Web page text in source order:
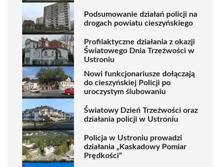
Podsumowanie działań policji na
drogach powiatu cieszyńskiego
Profilaktyczne działania z okazji
Światowego Dnia Trzeźwości w
Ustroniu
Nowi funkcjonariusze dołączają
do cieszyńskiej Policji po
uroczystym ślubowaniu
Światowy Dzień Trzeźwości oraz
działania policji w Ustroniu
Policja w Ustroniu prowadzi
działania „Kaskadowy Pomiar
Prędkości”